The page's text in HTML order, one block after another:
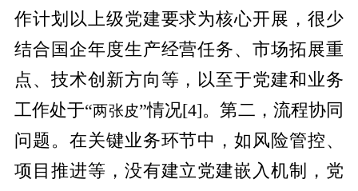
作计划以上级党建要求为核心开展，很少
结合国企年度生产经营任务、市场拓展重
点、技术创新方向等，以至于党建和业务
工作处于“两张皮”情况[4]。第二，流程协同
问题。在关键业务环节中，如风险管控、
项目推进等，没有建立党建嵌入机制，党